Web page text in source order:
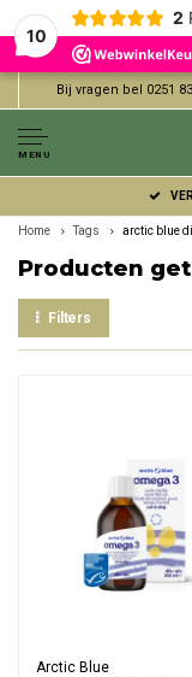
10
2
Bij vragen bel 0251
MENU
Home Tags arctic blue
Producten
Filters
Arctic Blue